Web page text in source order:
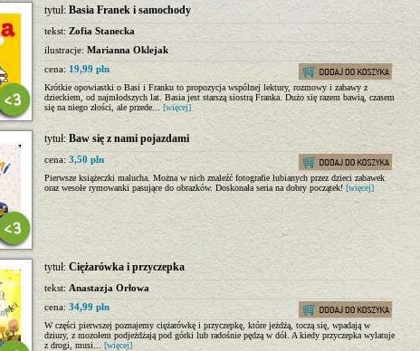
tytuł: Basia Franek i samochody
tekst: Zofia Stanecka
ilustracje: Marianna Oklejak
cena:19,99 pln
Krótkie opowiastki o Basi i Franku to propozycja wspólnej lektury, rozmowy i zabawy z
dzieckiem, od najmłodszych lat. Basia jest starszą siostrą Franka. Dużo się razem bawią, czasem
się na niego złości, ale przede... [więcej]
tytuł:Baw się z nami pojazdami
cena: 3,50 pln
Pierwsze książeczki malucha. Można w nich znaleźć fotografie lubianych przez dzieci zabawek
oraz wesołe rymowanki pasujące do obrazków. Doskonała seria na dobry początek! [więcej]
tytuł: Ciężarówka i przyczepka
tekst: Anastazja Orłowa
cena: 34,99 pln
W części pierwszej poznajemy ciężarówkę i przyczepkę, które jeżdżą, toczą się, wpadają w
dziury, z mozołem podjeżdżają pod górki lub radośnie pędzą w dół. A kiedy przyczepka wylatuje
z drogi, musi... [więcej]